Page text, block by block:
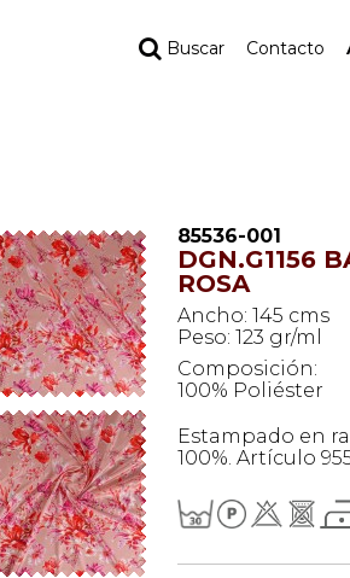
Buscar Contacto
85536-001
DGN.G1156
ROSA
Ancho: 145 cms
Peso: 123 gr/ml
Composición:
100% Poliéster
Estampado en
100%. Artículo